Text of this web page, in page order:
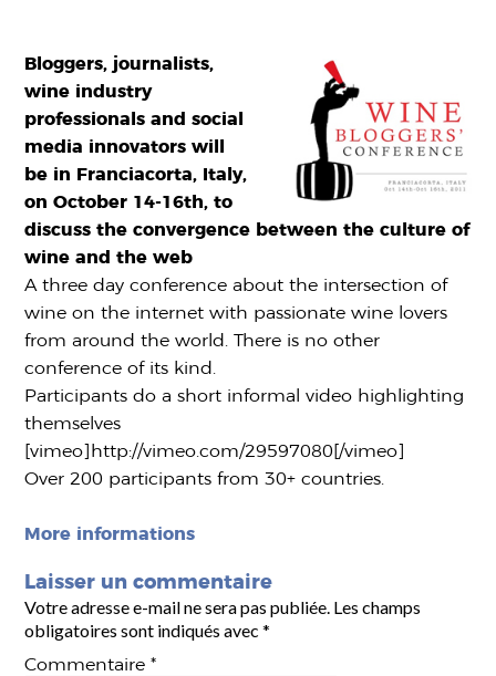
Bloggers, journalists,
wine industry
professionals and social
media innovators will
be in Franciacorta, Italy,
on October 14-16th, to
discuss the convergence between the culture of
wine and the web
A three day conference about the intersection of
wine on the internet with passionate wine lovers
from around the world. There is no other
conference of its kind.
Participants do a short informal video highlighting
themselves
[vimeo]http://vimeo.com/29597080[/vimeo]
Over 200 participants from 30+ countries.
More informations
Laisser un commentaire
Votre adresse e-mail ne sera pas publiée. Les champs
obligatoires sont indiqués avec*
Commentaire*